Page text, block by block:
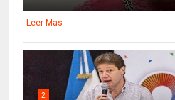
Leer Mas
2